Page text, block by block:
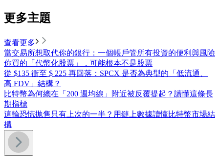
更多主題
查看更多
當交易所想取代你的銀行：一個帳戶管所有投資的便利與風險
你買的「代幣化股票」，可能根本不是股票
從 $135 衝至 $ 225 再回落：SPCX 是否為典型的「低流通、
高 FDV」結構？
比特幣為何總在「200 週均線」附近被反覆提起？讀懂這條長
期指標
這輪恐慌拋售只有上次的一半？用鏈上數據讀懂比特幣市場結
構